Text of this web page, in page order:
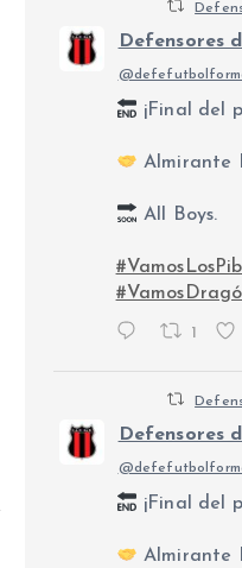
Defensores
¡Final del
Almirante
All Boys.
1
Defensores
¡Final del
Almirante